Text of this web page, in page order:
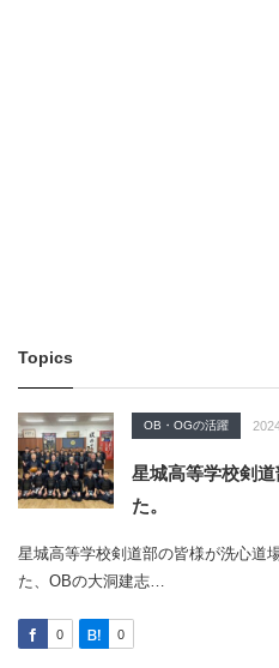
Topics
OB・OGの活躍
星城高等学校剣
た。
星城高等学校剣道部の皆様が洗心道
た、OBの大洞建志…
0 0